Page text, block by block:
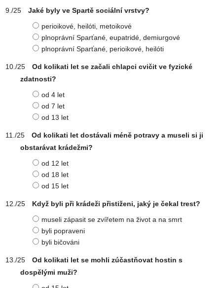
Jaké byly ve Spartě sociální vrstvy?
perioikové, heilóti, metoikové
plnoprávní Sparťané, eupatridé, demiurgové
plnoprávní Sparťané, perioikové, heilóti
Od kolikati let se začali chlapci cvičit ve fyzické
zdatnosti?
od 4 let
od 7 let
od 13 let
Od kolikati let dostávali méně potravy a museli si ji
obstarávat krádežmi?
od 12 let
od 18 let
od 15 let
Když byli při krádeži přistiženi, jaký je čekal trest?
museli zápasit se zvířetem na život a na smrt
byli popraveni
byli bičováni
Od kolikati let se mohli zúčastňovat hostin s
dospělými muži?